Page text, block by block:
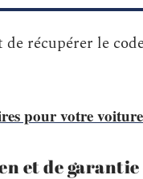
récupérer le
pour votre voiture
et de